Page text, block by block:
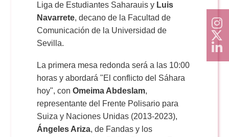
Liga de Estudiantes Saharauis y Luis
Navarrete, decano de la Facultad de
Comunicación de la Universidad de
Sevilla.
La primera mesa redonda será a las 10:00
horas y abordará "El conflicto del Sáhara
hoy", conOmeima Abdeslam,
representante del Frente Polisario para
Suiza y Naciones Unidas (2013-2023),
Ángeles Ariza, de Fandas y los